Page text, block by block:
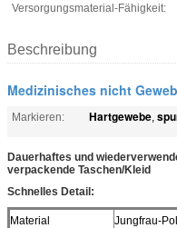
Versorgungsmaterial-Fähigkeit:
Beschreibung
Medizinisches nicht
Markieren: Hartgewebe,
Dauerhaftes und
verpackende Taschen/Kleid
Schnelles Detail:
Material Jungfrau-